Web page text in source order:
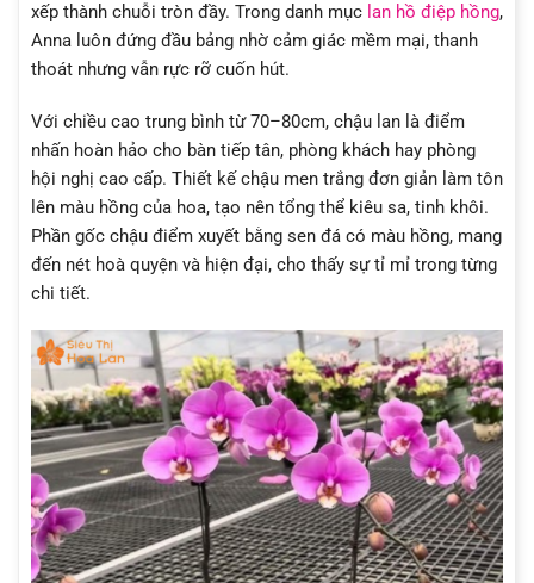
xếp thành chuỗi tròn đầy. Trong danh mục lan hồ điệp hồng,
Anna luôn đứng đầu bảng nhờ cảm giác mềm mại, thanh
thoát nhưng vẫn rực rỡ cuốn hút.
Với chiều cao trung bình từ 70–80cm, chậu lan là điểm
nhấn hoàn hảo cho bàn tiếp tân, phòng khách hay phòng
hội nghị cao cấp. Thiết kế chậu men trắng đơn giản làm tôn
lên màu hồng của hoa, tạo nên tổng thể kiêu sa, tinh khôi.
Phần gốc chậu điểm xuyết bằng sen đá có màu hồng, mang
đến nét hoà quyện và hiện đại, cho thấy sự tỉ mỉ trong từng
chi tiết.